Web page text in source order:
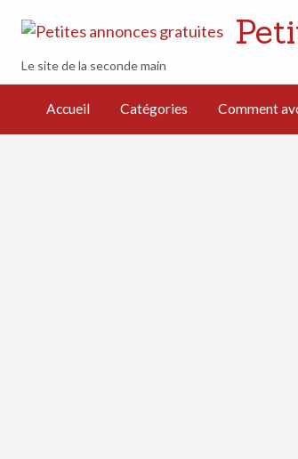
avoir
annonce
Le site de la seconde main
Accueil Catégories Comment